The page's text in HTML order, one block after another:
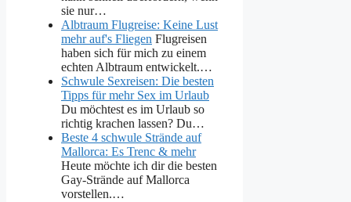
sie nur…
Albtraum Flugreise: Keine Lust
mehr auf's Fliegen Flugreisen
haben sich für mich zu einem
echten Albtraum entwickelt.…
Schwule Sexreisen: Die besten
Tipps für mehr Sex im Urlaub
Du möchtest es im Urlaub so
richtig krachen lassen? Du…
Beste 4 schwule Strände auf
Mallorca: Es Trenc & mehr
Heute möchte ich dir die besten
Gay-Strände auf Mallorca
vorstellen.…